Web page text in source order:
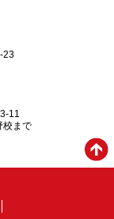
23
11
校まで